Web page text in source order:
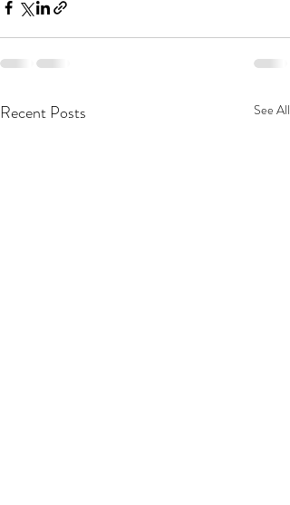
Recent Posts See All